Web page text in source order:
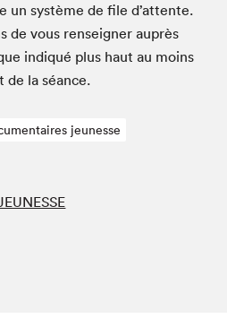
un sys­tème de file d’at­tente.
de vous ren­seign­er auprès
indiqué plus haut au moins
de la séance.
jeunesse